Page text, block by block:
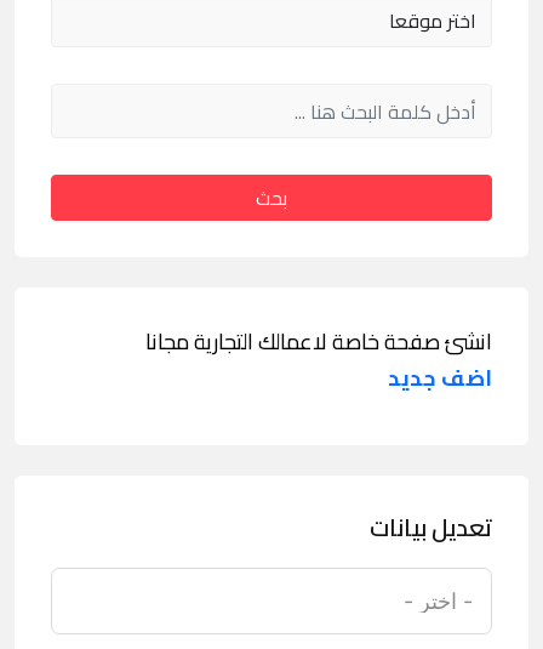
بحث
انشئ صفحة خاصة لاعمالك التجارية مجانا
اضف جديد
تعديل بيانات